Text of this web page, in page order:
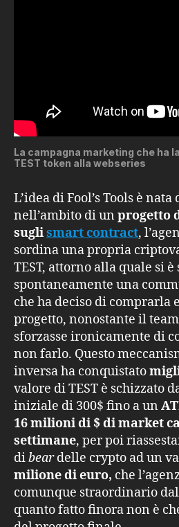
La campagna marketing che ha
TEST token alla webseries
L’idea di Fool’s Tools è nata
nell’ambito di un progetto
suglismart contract,
sordina una propria
TEST, attorno alla quale si
spontaneamente una
che ha deciso di comprarla
progetto, nonostante il
sforzasse ironicamente di
non farlo. Questo
inversa ha conquistato
valore di TEST è schizzato
iniziale di 300$ fino a un
16 milioni di $ di market
settimane, per poi
dibeardelle crypto ad un
milione di euro, che
comunque straordinario
quanto fatto finora non è